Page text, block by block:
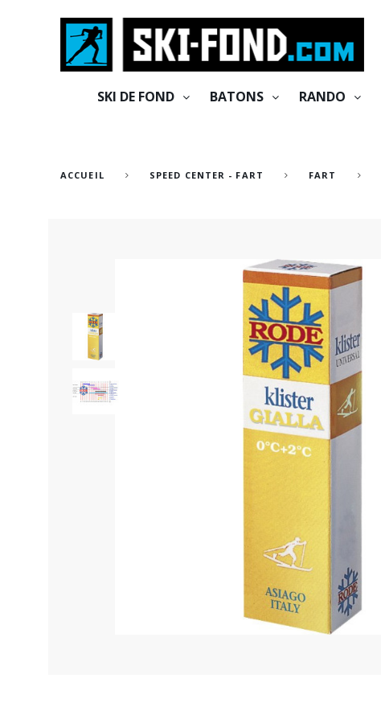
SKI DE FOND BATONS RANDO
ACCUEIL SPEED CENTER - FART FART